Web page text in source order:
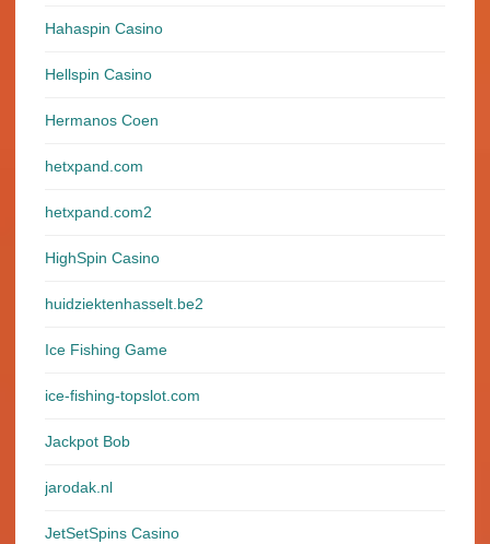
Hahaspin Casino
Hellspin Casino
Hermanos Coen
hetxpand.com
hetxpand.com2
HighSpin Casino
huidziektenhasselt.be2
Ice Fishing Game
ice-fishing-topslot.com
Jackpot Bob
jarodak.nl
JetSetSpins Casino